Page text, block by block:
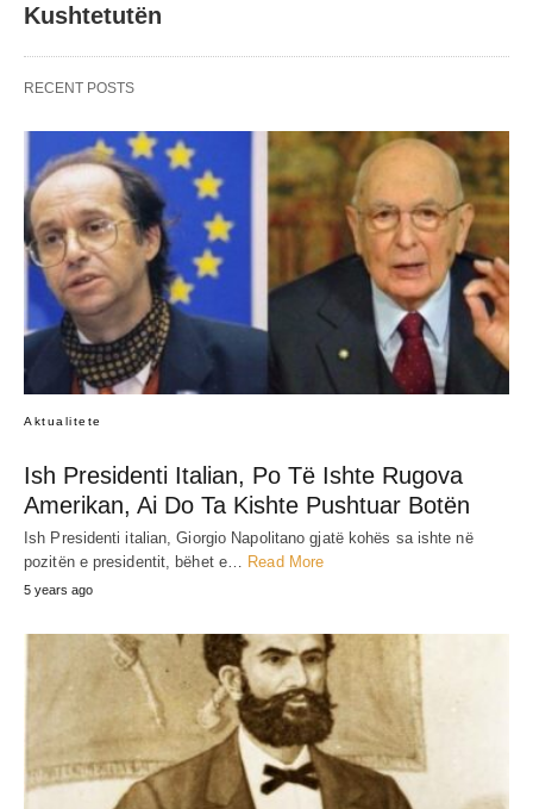
Kushtetutën
RECENT POSTS
Aktualitete
Ish Presidenti Italian, Po Të Ishte Rugova
Amerikan, Ai Do Ta Kishte Pushtuar Botën
Ish Presidenti italian, Giorgio Napolitano gjatë kohës sa ishte në
pozitën e presidentit, bëhet e… Read More
5 years ago